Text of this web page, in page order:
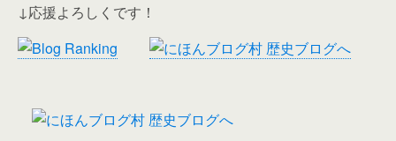
↓応援よろしくです！